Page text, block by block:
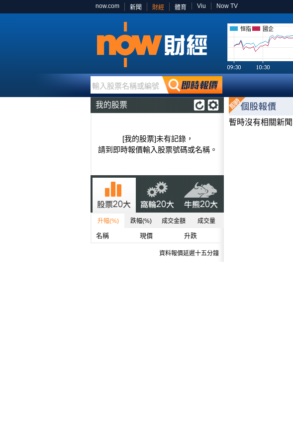
now.com 新聞 財經 體育 Viu Now TV
恒指 國企
輸入股票名稱或編號
我的股票
[我的股票]未有記錄，
請到即時報價輸入股票號碼或名稱。
升幅(%) 跌幅(%) 成交金額 成交量
名稱 現價 升跌
資料報價延遲十五分鐘
暫時沒有相關新聞